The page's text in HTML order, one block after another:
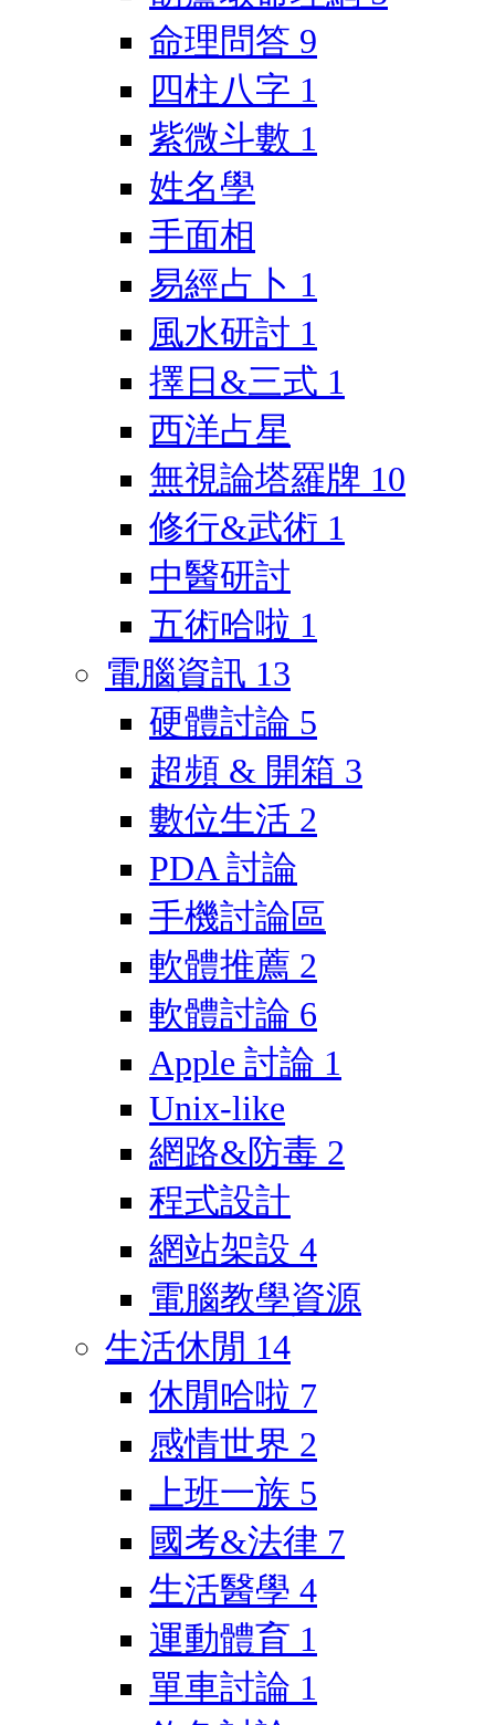
命理問答 9
四柱八字 1
紫微斗數 1
姓名學
手面相
易經占卜 1
風水研討 1
擇日&三式 1
西洋占星
無視論塔羅牌 10
修行&武術 1
中醫研討
五術哈啦 1
電腦資訊 13
硬體討論 5
超頻 & 開箱 3
數位生活 2
PDA 討論
手機討論區
軟體推薦 2
軟體討論 6
Apple 討論 1
Unix-like
網路&防毒 2
程式設計
網站架設 4
電腦教學資源
生活休閒 14
休閒哈啦 7
感情世界 2
上班一族 5
國考&法律 7
生活醫學 4
運動體育 1
單車討論 1